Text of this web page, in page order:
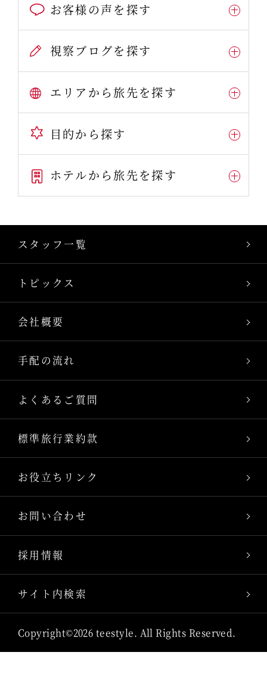
お客様の声を探す
視察ブログを探す
エリアから旅先を探す
目的から探す
ホテルから旅先を探す
スタッフ一覧
トピックス
会社概要
手配の流れ
よくあるご質問
標準旅行業約款
お役立ちリンク
お問い合わせ
採用情報
サイト内検索
Copyright©2026 teestyle. All Rights Reserved.